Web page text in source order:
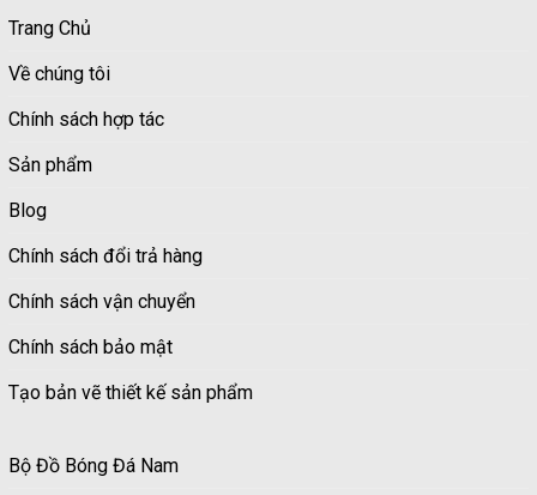
Trang Chủ
Về chúng tôi
Chính sách hợp tác
Sản phẩm
Blog
Chính sách đổi trả hàng
Chính sách vận chuyển
Chính sách bảo mật
Tạo bản vẽ thiết kế sản phẩm
Bộ Đồ Bóng Đá Nam